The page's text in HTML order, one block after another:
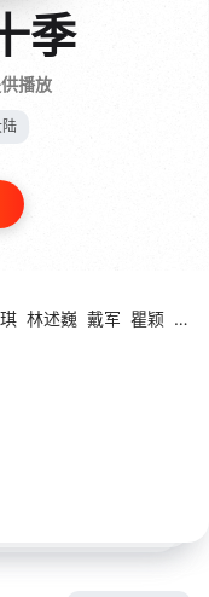
季
播放
林述巍 戴军 瞿颖 汪涵